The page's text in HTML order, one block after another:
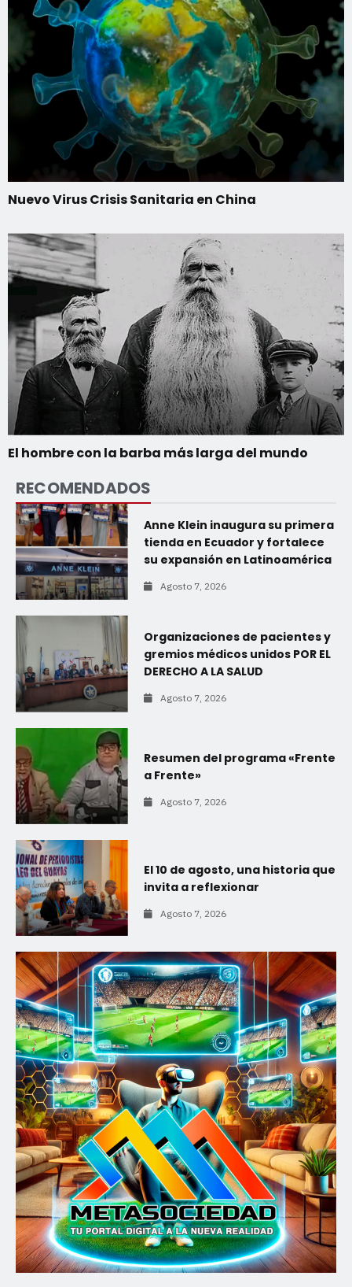
Nuevo Virus Crisis Sanitaria en China
El hombre con la barba más larga del mundo
RECOMENDADOS
Anne Klein inaugura su primera
tienda en Ecuador y fortalece
su expansión en Latinoamérica
Agosto 7, 2026
Organizaciones de pacientes y
gremios médicos unidos POR EL
DERECHO A LA SALUD
Agosto 7, 2026
Resumen del programa «Frente
a Frente»
Agosto 7, 2026
El 10 de agosto, una historia que
invita a reflexionar
Agosto 7, 2026